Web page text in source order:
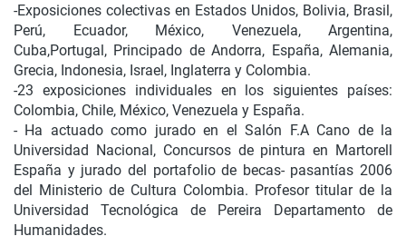
-Exposiciones colectivas en Estados Unidos, Bolivia, Brasil,
Perú, Ecuador, México, Venezuela, Argentina,
Cuba,Portugal, Principado de Andorra, España, Alemania,
Grecia, Indonesia, Israel, Inglaterra y Colombia.
-23 exposiciones individuales en los siguientes países:
Colombia, Chile, México, Venezuela y España.
- Ha actuado como jurado en el Salón F.A Cano de la
Universidad Nacional, Concursos de pintura en Martorell
España y jurado del portafolio de becas- pasantías 2006
del Ministerio de Cultura Colombia. Profesor titular de la
Universidad Tecnológica de Pereira Departamento de
Humanidades.